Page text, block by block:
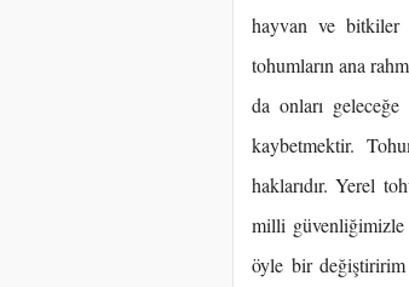
hayvan ve bitkiler
tohumların ana
da onları
kaybetmektir.
haklarıdır. Yerel
milli güvenliğimizle
öyle bir